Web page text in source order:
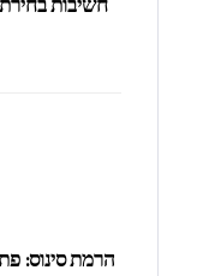
חשיבות
הרמת סינוס: